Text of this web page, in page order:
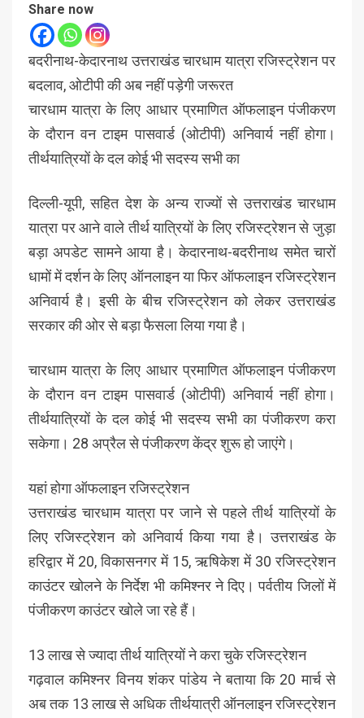
Share now
बदरीनाथ-केदारनाथ उत्तराखंड चारधाम यात्रा रजिस्ट्रेशन पर
बदलाव, ओटीपी की अब नहीं पड़ेगी जरूरत
चारधाम यात्रा के लिए आधार प्रमाणित ऑफलाइन पंजीकरण
के दौरान वन टाइम पासवार्ड (ओटीपी) अनिवार्य नहीं होगा।
तीर्थयात्रियों के दल कोई भी सदस्य सभी का
दिल्ली-यूपी, सहित देश के अन्य राज्यों से उत्तराखंड चारधाम
यात्रा पर आने वाले तीर्थ यात्रियों के लिए रजिस्ट्रेशन से जुड़ा
बड़ा अपडेट सामने आया है। केदारनाथ-बदरीनाथ समेत चारों
धामों में दर्शन के लिए ऑनलाइन या फिर ऑफलाइन रजिस्ट्रेशन
अनिवार्य है। इसी के बीच रजिस्ट्रेशन को लेकर उत्तराखंड
सरकार की ओर से बड़ा फैसला लिया गया है।
चारधाम यात्रा के लिए आधार प्रमाणित ऑफलाइन पंजीकरण
के दौरान वन टाइम पासवार्ड (ओटीपी) अनिवार्य नहीं होगा।
तीर्थयात्रियों के दल कोई भी सदस्य सभी का पंजीकरण करा
सकेगा। 28 अप्रैल से पंजीकरण केंद्र शुरू हो जाएंगे।
यहां होगा ऑफलाइन रजिस्ट्रेशन
उत्तराखंड चारधाम यात्रा पर जाने से पहले तीर्थ यात्रियों के
लिए रजिस्ट्रेशन को अनिवार्य किया गया है। उत्तराखंड के
हरिद्वार में 20, विकासनगर में 15, ऋषिकेश में 30 रजिस्ट्रेशन
काउंटर खोलने के निर्देश भी कमिश्नर ने दिए। पर्वतीय जिलों में
पंजीकरण काउंटर खोले जा रहे हैं।
13 लाख से ज्यादा तीर्थ यात्रियों ने करा चुके रजिस्ट्रेशन
गढ़वाल कमिश्नर विनय शंकर पांडेय ने बताया कि 20 मार्च से
अब तक 13 लाख से अधिक तीर्थयात्री ऑनलाइन रजिस्ट्रेशन